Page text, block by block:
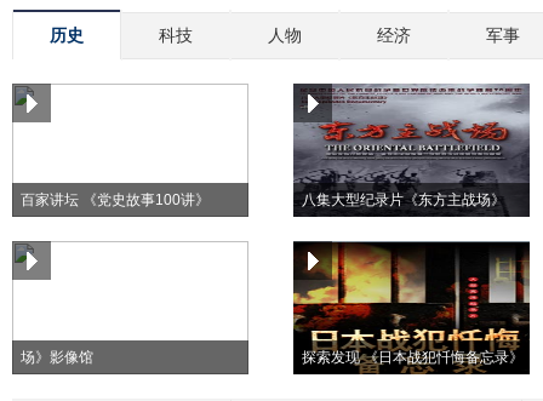
历史 科技 人物 经济 军事
百家讲坛 《党史故事100讲》 八集大型纪录片《东方主战场》
场》影像馆
探索发现 《日本战犯忏悔备忘录》